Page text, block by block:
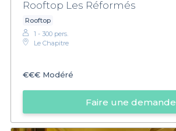
Rooftop Les Réformés
Rooftop
1 - 300 pers.
Le Chapitre
€€€ Modéré
Faire une demande